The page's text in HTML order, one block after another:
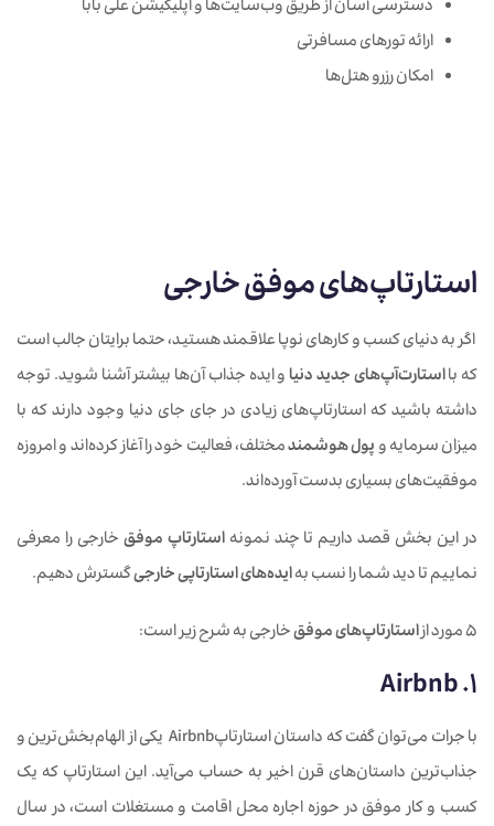
دسترسی آسان از طریق وب‌سایت‌ها و اپلیکیشن علی بابا
ارائه تورهای مسافرتی
امکان رزرو هتل‌ها
استارتاپ‌های موفق خارجی
اگر به دنیای کسب و کارهای نوپا علاقمند هستید، حتما برایتان جالب است
که بااستارت‌آپ‌های جدید دنیاو ایده جذاب آن‌ها بیشتر آشنا شوید. توجه
داشته باشید که استارتاپ‌های زیادی در جای جای دنیا وجود دارند که با
میزان سرمایه وپول هوشمندمختلف، فعالیت خود را آغاز کرده‌اند و امروزه
موفقیت‌های بسیاری بدست آورده‌اند.
در این بخش قصد داریم تا چند نمونهاستارتاپ موفق خارجی را معرفی
نماییم تا دید شما را نسب بهایده‌های استارتاپی خارجیگسترش دهیم.
5 مورد از استارتاپ‌های موفقخارجی به شرح زیر است:
1. Airbnb
با جرات می‌توان گفت که داستان استارتاپAirbnb یکی از الهام‌بخش‌ترین و
جذاب‌ترین داستان‌های قرن اخیر به حساب می‌آید. این استارتاپ که یک
کسب و کار موفق در حوزه اجاره محل اقامت و مستغلات است، در سال